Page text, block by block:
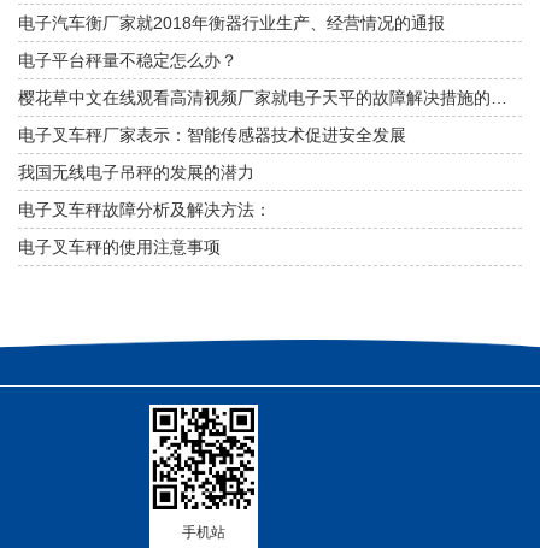
电子汽车衡厂家就2018年衡器行业生产、经营情况的通报
电子平台秤量不稳定怎么办？
电子叉车秤厂家表示：智能传感器技术促进安全发展
我国无线电子吊秤的发展的潜力
电子叉车秤故障分析及解决方法：
电子叉车秤的使用注意事项
手机站